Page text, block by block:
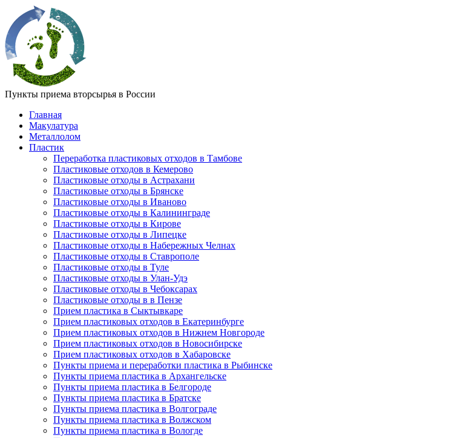
Пункты приема вторсырья в России
Главная
Макулатура
Металлолом
Пластик
Переработка пластиковых отходов в Тамбове
Пластиковые отходов в Кемерово
Пластиковые отходы в Астрахани
Пластиковые отходы в Брянске
Пластиковые отходы в Иваново
Пластиковые отходы в Калининграде
Пластиковые отходы в Кирове
Пластиковые отходы в Липецке
Пластиковые отходы в Набережных Челнах
Пластиковые отходы в Ставрополе
Пластиковые отходы в Туле
Пластиковые отходы в Улан-Удэ
Пластиковые отходы в Чебоксарах
Пластиковые отходы в в Пензе
Прием пластика в Сыктывкаре
Прием пластиковых отходов в Екатеринбурге
Прием пластиковых отходов в Нижнем Новгороде
Прием пластиковых отходов в Новосибирске
Прием пластиковых отходов в Хабаровске
Пункты приема и переработки пластика в Рыбинске
Пункты приема пластика в Архангельске
Пункты приема пластика в Белгороде
Пункты приема пластика в Братске
Пункты приема пластика в Волгограде
Пункты приема пластика в Волжском
Пункты приема пластика в Вологде